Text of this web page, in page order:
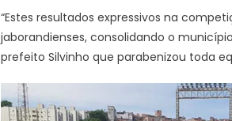
“Estes resultados expressivos na
jaborandienses, consolidando o
prefeito Silvinho que parabenizou toda